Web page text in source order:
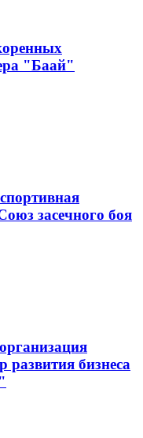
"Баай"
засечного боя
развития бизнеса